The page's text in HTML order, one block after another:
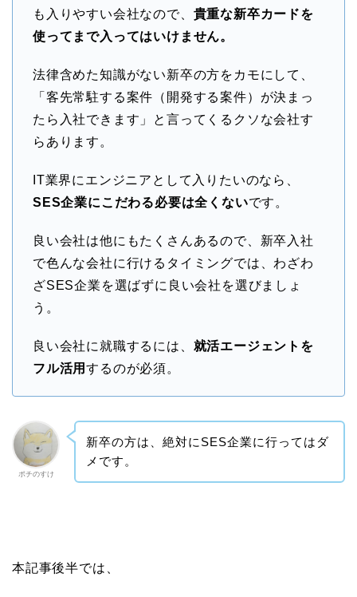
も入りやすい会社なので、 貴重な新卒カードを
使ってまで入ってはいけません。
法律含めた知識がない新卒の方をカモにして、
「客先常駐する案件（開発する案件）が決まっ
たら入社できます」と言ってくるクソな会社す
らあります。
IT業界にエンジニアとして入りたいのなら、
SES企業にこだわる必要は全くないです。
良い会社は他にもたくさんあるので、新卒入社
で色んな会社に行けるタイミングでは、わざわ
ざSES企業を選ばずに良い会社を選びましょ
う。
良い会社に就職するには、 就活エージェントを
フル活用するのが必須。
ポチのすけ
新卒の方は、絶対にSES企業に行ってはダ
メです。
本記事後半では、